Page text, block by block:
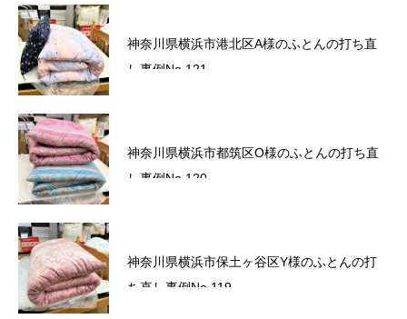
神奈川県横浜市港北区A様のふとんの打ち直
し事例No.121
神奈川県横浜市都筑区O様のふとんの打ち直
し事例No.120
神奈川県横浜市保土ヶ谷区Y様のふとんの打
ち直し事例No.119
サマーセール2026～ワクワクドキドキ！夏の
スクラッチ！～
かながわトクトクキャンペーン！『かなト
ク！』
六角橋商店街プレミアム商品券のお知らせ